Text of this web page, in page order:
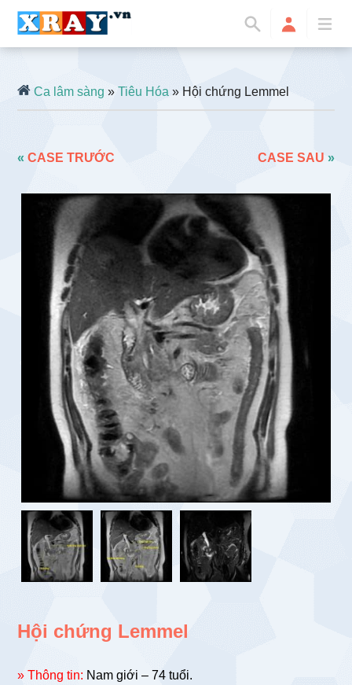
Ca lâm sàng »Tiêu Hóa » Hội chứng Lemmel
«CASE TRƯỚC CASE SAU »
Hội chứng Lemmel
» Thông tin: Nam giới – 74 tuổi.